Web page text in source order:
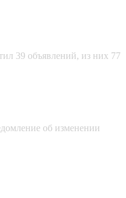
39 объявлений, из них 77
об изменении